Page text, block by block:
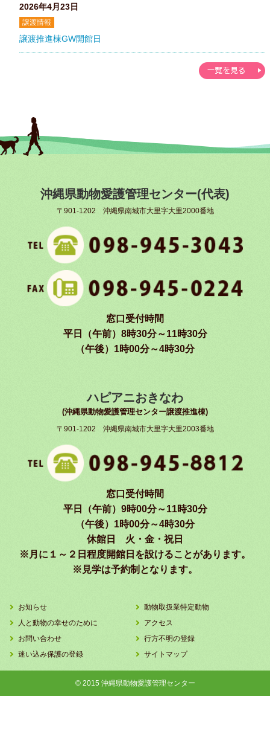
2026年4月23日
譲渡情報
譲渡推進棟GW開館日
沖縄県動物愛護管理センター(代表)
〒901-1202 沖縄県南城市大里字大里2000番地
窓口受付時間
平日（午前）8時30分～11時30分
（午後）1時00分～4時30分
ハピアニおきなわ
(沖縄県動物愛護管理センター譲渡推進棟)
〒901-1202 沖縄県南城市大里字大里2003番地
窓口受付時間
平日（午前）9時00分～11時30分
（午後）1時00分～4時30分
休館日 火・金・祝日
※月に１～２日程度開館日を設けることがあります。
※見学は予約制となります。
お知らせ
動物取扱業特定動物
人と動物の幸せのために
アクセス
お問い合わせ
行方不明の登録
迷い込み保護の登録
サイトマップ
© 2015 沖縄県動物愛護管理センター